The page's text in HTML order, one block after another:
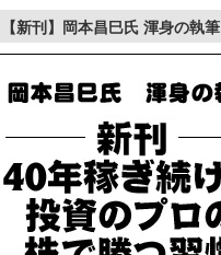
【新刊】岡本昌巳氏 渾身の執筆